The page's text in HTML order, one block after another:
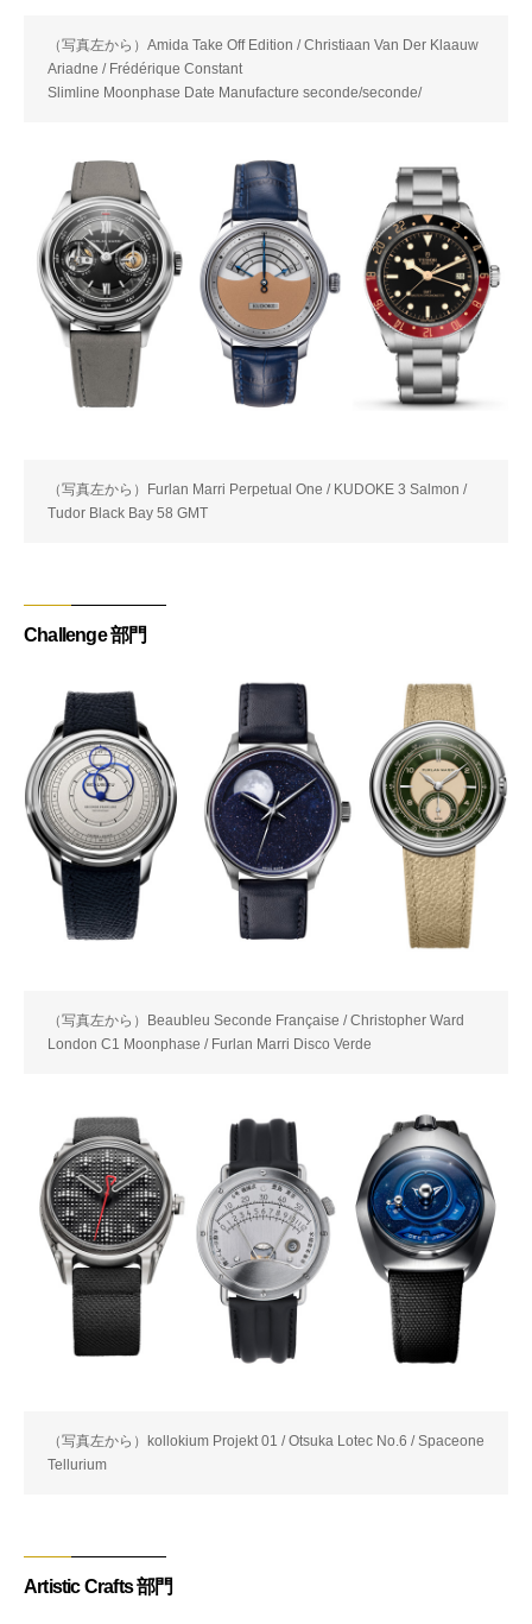
（写真左から）Amida Take Off Edition / Christiaan Van Der Klaauw
Ariadne / Frédérique Constant
Slimline Moonphase Date Manufacture seconde/seconde/
（写真左から）Furlan Marri Perpetual One / KUDOKE 3 Salmon /
Tudor Black Bay 58 GMT
Challenge 部門
（写真左から）Beaubleu Seconde Française / Christopher Ward
London C1 Moonphase / Furlan Marri Disco Verde
（写真左から）kollokium Projekt 01 / Otsuka Lotec No.6 / Spaceone
Tellurium
Artistic Crafts 部門